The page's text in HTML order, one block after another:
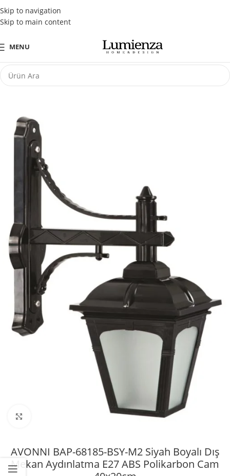
Skip to navigation
Skip to main content
Tüm Kredi Kartlarına Peşin Fiyatına 3 Taksit Fırsatı
MENU
AVONNI BAP-68185-BSY-M2 Siyah Boyalı Dış
Mekan Aydınlatma E27 ABS Polikarbon Cam